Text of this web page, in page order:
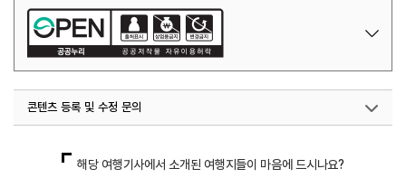
콘텐츠 등록 및 수정 문의
해당 여행기사에서 소개된 여행지들이 마음에 드시나요?